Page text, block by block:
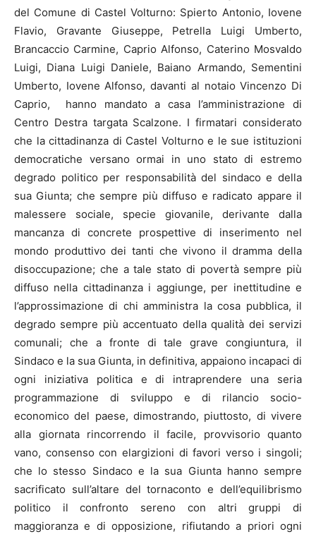
del Comune di Castel Volturno: Spierto Antonio, Iovene
Flavio, Gravante Giuseppe, Petrella Luigi Umberto,
Brancaccio Carmine, Caprio Alfonso, Caterino Mosvaldo
Luigi, Diana Luigi Daniele, Baiano Armando, Sementini
Umberto, Iovene Alfonso, davanti al notaio Vincenzo Di
Caprio, hanno mandato a casa l’amministrazione di
Centro Destra targata Scalzone. I firmatari considerato
che la cittadinanza di Castel Volturno e le sue istituzioni
democratiche versano ormai in uno stato di estremo
degrado politico per responsabilità del sindaco e della
sua Giunta; che sempre più diffuso e radicato appare il
malessere sociale, specie giovanile, derivante dalla
mancanza di concrete prospettive di inserimento nel
mondo produttivo dei tanti che vivono il dramma della
disoccupazione; che a tale stato di povertà sempre più
diffuso nella cittadinanza i aggiunge, per inettitudine e
l’approssimazione di chi amministra la cosa pubblica, il
degrado sempre più accentuato della qualità dei servizi
comunali; che a fronte di tale grave congiuntura, il
Sindaco e la sua Giunta, in definitiva, appaiono incapaci di
ogni iniziativa politica e di intraprendere una seria
programmazione di sviluppo e di rilancio socio-
economico del paese, dimostrando, piuttosto, di vivere
alla giornata rincorrendo il facile, provvisorio quanto
vano, consenso con elargizioni di favori verso i singoli;
che lo stesso Sindaco e la sua Giunta hanno sempre
sacrificato sull’altare del tornaconto e dell’equilibrismo
politico il confronto sereno con altri gruppi di
maggioranza e di opposizione, rifiutando a priori ogni